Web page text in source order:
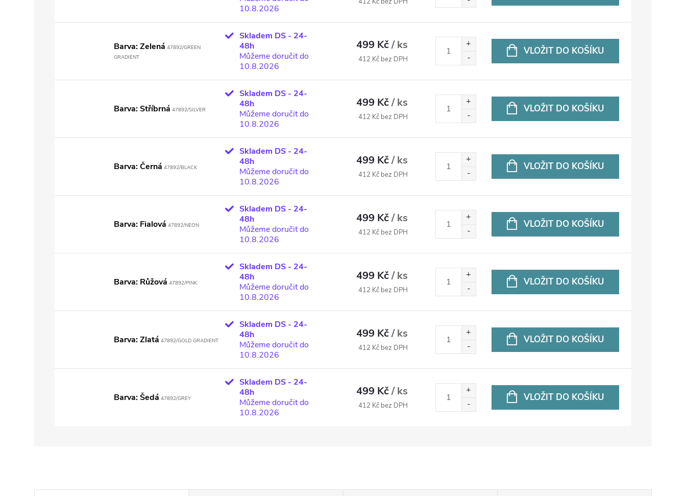
10.8.2026
Barva: Zelená 47892/GREEN
GRADIENT
Skladem DS - 24-
48h
Můžeme doručit do
10.8.2026
499 Kč/ ks
412 Kč bez DPH
VLOŽIT DO KOŠÍKU
Barva: Stříbrná 47892/SILVER
Skladem DS - 24-
48h
Můžeme doručit do
10.8.2026
499 Kč/ ks
412 Kč bez DPH
VLOŽIT DO KOŠÍKU
Barva: Černá 47892/BLACK
Skladem DS - 24-
48h
Můžeme doručit do
10.8.2026
499 Kč/ ks
412 Kč bez DPH
VLOŽIT DO KOŠÍKU
Barva: Fialová 47892/NEON
Skladem DS - 24-
48h
Můžeme doručit do
10.8.2026
499 Kč/ ks
412 Kč bez DPH
VLOŽIT DO KOŠÍKU
Barva: Růžová 47892/PINK
Skladem DS - 24-
48h
Můžeme doručit do
10.8.2026
499 Kč/ ks
412 Kč bez DPH
VLOŽIT DO KOŠÍKU
Barva: Zlatá 47892/GOLD GRADIENT
Skladem DS - 24-
48h
Můžeme doručit do
10.8.2026
499 Kč/ ks
412 Kč bez DPH
VLOŽIT DO KOŠÍKU
Barva: Šedá 47892/GREY
Skladem DS - 24-
48h
Můžeme doručit do
10.8.2026
499 Kč/ ks
412 Kč bez DPH
VLOŽIT DO KOŠÍKU